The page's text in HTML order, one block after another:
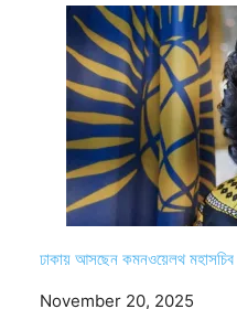
ঢাকায় আসছেন কমনওয়েলথ মহাসচিব
Date
November 20, 2025